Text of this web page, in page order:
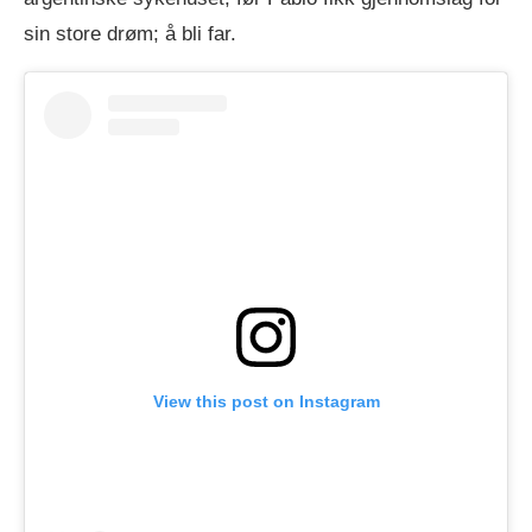
sin store drøm; å bli far.
View this post on Instagram